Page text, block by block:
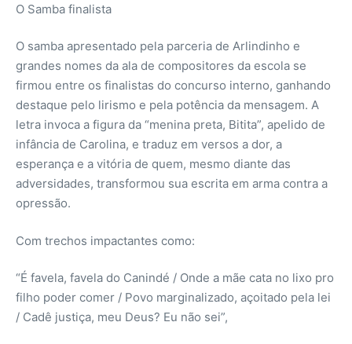
O Samba finalista
O samba apresentado pela parceria de Arlindinho e
grandes nomes da ala de compositores da escola se
firmou entre os finalistas do concurso interno, ganhando
destaque pelo lirismo e pela potência da mensagem. A
letra invoca a figura da “menina preta, Bitita”, apelido de
infância de Carolina, e traduz em versos a dor, a
esperança e a vitória de quem, mesmo diante das
adversidades, transformou sua escrita em arma contra a
opressão.
Com trechos impactantes como:
“É favela, favela do Canindé / Onde a mãe cata no lixo pro
filho poder comer / Povo marginalizado, açoitado pela lei
/ Cadê justiça, meu Deus? Eu não sei”,